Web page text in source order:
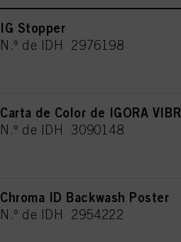
IG Stopper
N.º de IDH 2976198
Carta de Color de IGORA
N.º de IDH 3090148
Chroma ID Backwash Poster
N.º de IDH 2954222